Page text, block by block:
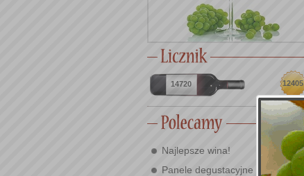
14720 12405
Najlepsze wina!
Panele degustacyjne